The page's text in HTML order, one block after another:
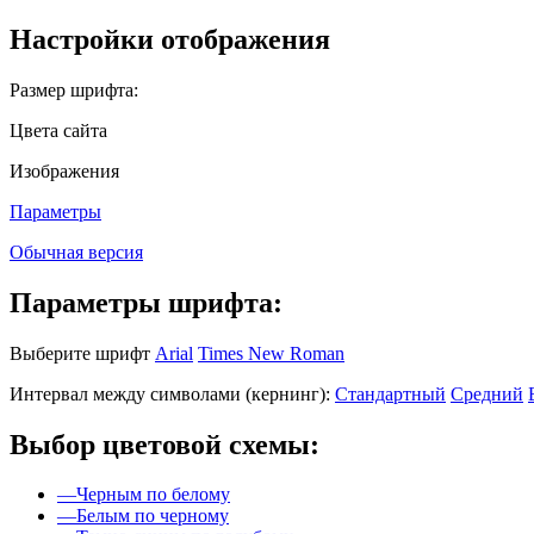
Настройки отображения
Размер шрифта:
Цвета сайта
Изображения
Параметры
Обычная версия
Параметры шрифта:
Выберите шрифт Arial Times New Roman
Интервал между символами (кернинг): Стандартный Средний
Выбор цветовой схемы:
—Черным по белому
—Белым по черному